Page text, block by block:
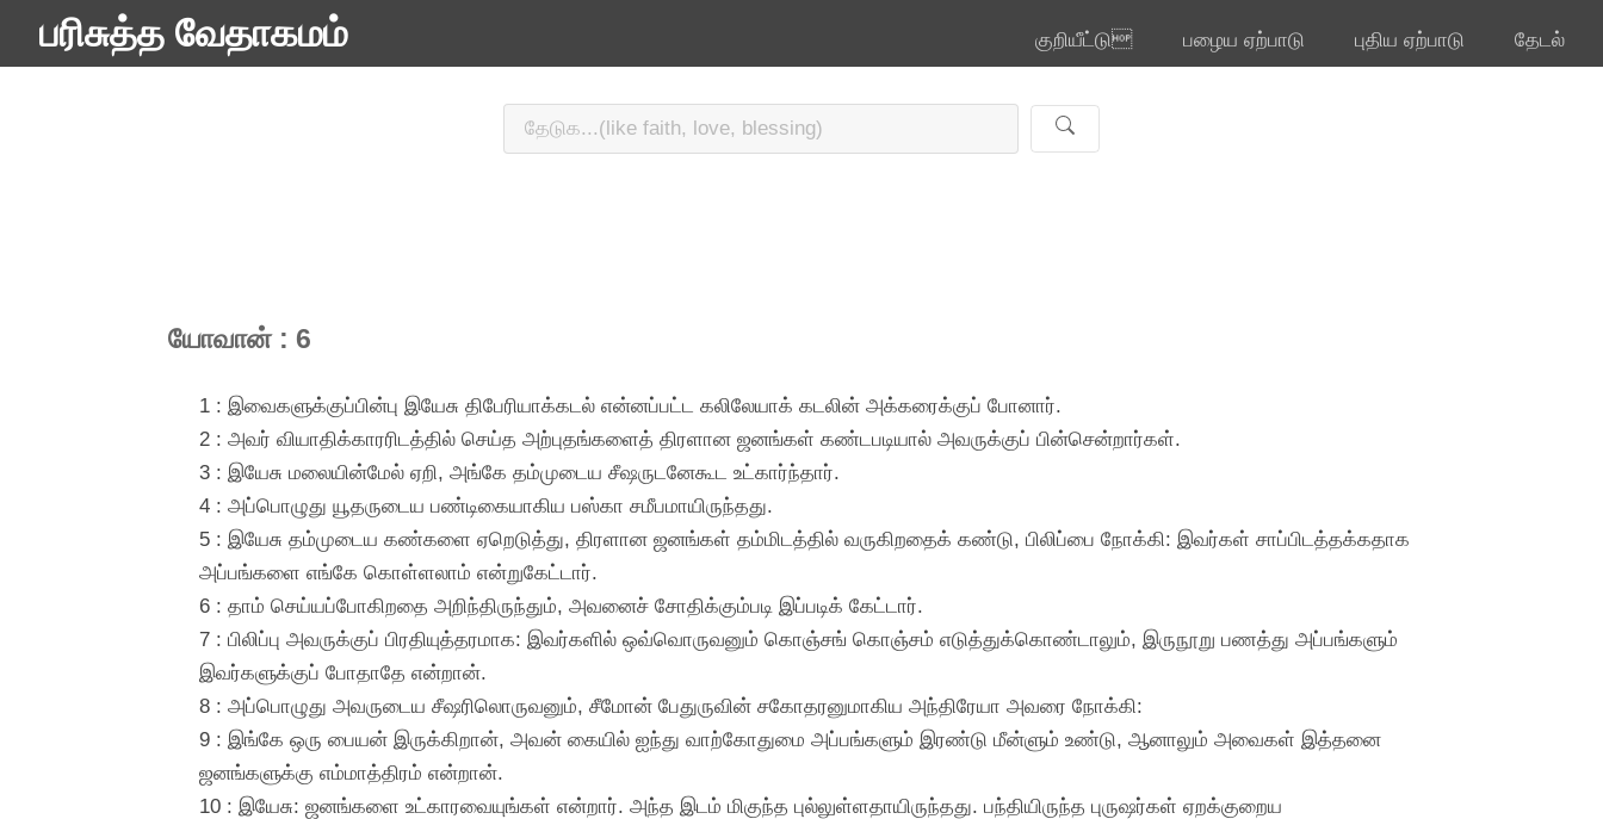
பரிசுத்த வேதாகமம் குறியீட்டு பழைய ஏற்பாடு புதிய ஏற்பாடு தேடல்
யோவான் : 6
1 : இவைகளுக்குப்பின்பு இயேசு திபேரியாக்கடல் என்னப்பட்ட கலிலேயாக் கடலின் அக்கரைக்குப் போனார்.
2 : அவர் வியாதிக்காரரிடத்தில் செய்த அற்புதங்களைத் திரளான ஜனங்கள் கண்டபடியால் அவருக்குப் பின்சென்றார்கள்.
3 : இயேசு மலையின்மேல் ஏறி, அங்கே தம்முடைய சீஷருடனேகூட உட்கார்ந்தார்.
4 : அப்பொழுது யூதருடைய பண்டிகையாகிய பஸ்கா சமீபமாயிருந்தது.
5 : இயேசு தம்முடைய கண்களை ஏறெடுத்து, திரளான ஜனங்கள் தம்மிடத்தில் வருகிறதைக் கண்டு, பிலிப்பை நோக்கி: இவர்கள் சாப்பிடத்தக்கதாக
அப்பங்களை எங்கே கொள்ளலாம் என்றுகேட்டார்.
6 : தாம் செய்யப்போகிறதை அறிந்திருந்தும், அவனைச் சோதிக்கும்படி இப்படிக் கேட்டார்.
7 : பிலிப்பு அவருக்குப் பிரதியுத்தரமாக: இவர்களில் ஒவ்வொருவனும் கொஞ்சங் கொஞ்சம் எடுத்துக்கொண்டாலும், இருநூறு பணத்து அப்பங்களும்
இவர்களுக்குப் போதாதே என்றான்.
8 : அப்பொழுது அவருடைய சீஷரிலொருவனும், சீமோன் பேதுருவின் சகோதரனுமாகிய அந்திரேயா அவரை நோக்கி:
9 : இங்கே ஒரு பையன் இருக்கிறான், அவன் கையில் ஐந்து வாற்கோதுமை அப்பங்களும் இரண்டு மீன்ளும் உண்டு, ஆனாலும் அவைகள் இத்தனை
ஜனங்களுக்கு எம்மாத்திரம் என்றான்.
10 : இயேசு: ஜனங்களை உட்காரவையுங்கள் என்றார். அந்த இடம் மிகுந்த புல்லுள்ளதாயிருந்தது. பந்தியிருந்த புருஷர்கள் ஏறக்குறைய